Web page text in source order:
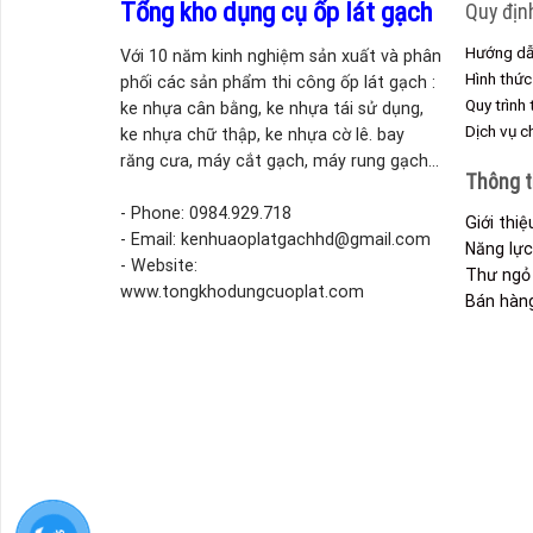
Tổng kho dụng cụ ốp lát gạch
Với 10 năm kinh nghiệm sản xuất và phân
phối các sản phẩm thi công ốp lát gạch :
ke nhựa cân bằng, ke nhựa tái sử dụng,
ke nhựa chữ thập, ke nhựa cờ lê. bay
răng cưa, máy cắt gạch, máy rung gạch...
- Phone: 0984.929.718
- Email: kenhuaoplatgachhd@gmail.com
- Website:
www.tongkhodungcuoplat.com
Quy
Hướng
Hình
Quy trình
Dịch vụ
Thông
Giới
Năng
Thư
Bán